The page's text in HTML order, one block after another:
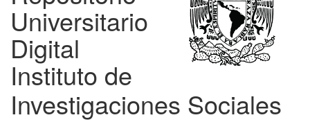
Universitario
Digital
Instituto de
Investigaciones Sociales